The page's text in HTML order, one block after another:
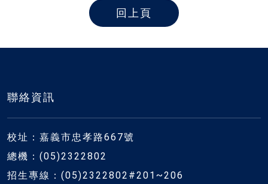
回上頁
聯絡資訊
校址：嘉義市忠孝路667號
總機：(05)2322802
招生專線：(05)2322802#201~206